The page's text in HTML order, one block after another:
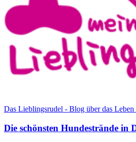
Das Lieblingsrudel - Blog über das
Die schönsten Hundestrände in